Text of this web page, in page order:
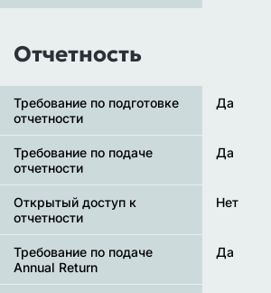
Отчетность
Требование по подготовке
отчетности
Да
Требование по подаче
отчетности
Да
Открытый доступ к
отчетности
Нет
Требование по подаче
Annual Return
Да